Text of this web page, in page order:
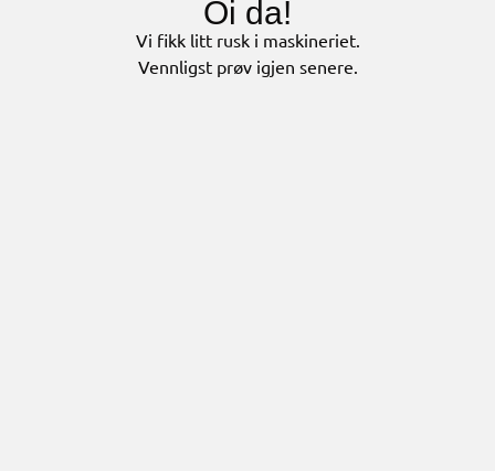
Oi da!
Vi fikk litt rusk i maskineriet.
Vennligst prøv igjen senere.